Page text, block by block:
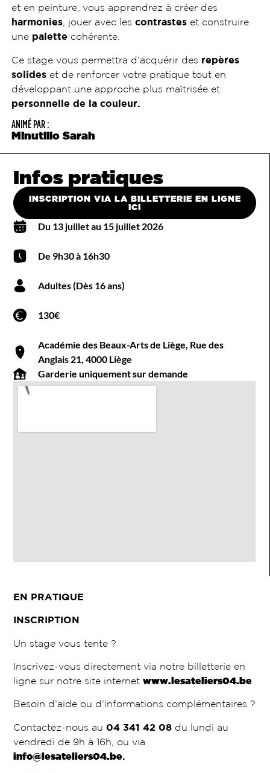
et en peinture, vous apprendrez à créer des
harmonies, jouer avec les contrasteset construire
une palette cohérente.
Ce stage vous permettra d’acquérir des repères
solideset de renforcer votre pratique tout en
développant une approche plus maîtrisée et
personnelle de la couleur.
ANIMÉ PAR :
Minutillo Sarah
Infos pratiques
INSCRIPTION VIA LA BILLETTERIE EN LIGNE
ICI
Du 13 juillet au 15 juillet 2026
De 9h30 à 16h30
Adultes (Dès 16 ans)
130€
Académie des Beaux-Arts de Liège, Rue des
Anglais 21, 4000 Liège
Garderie uniquement sur demande
EN PRATIQUE
INSCRIPTION
Un stage vous tente ?
Inscrivez-vous directement via notre billetterie en
ligne sur notre site internetwww.lesateliers04.be
Besoin d’aide ou d’informations complémentaires ?
Contactez-nous au04 341 42 08 du lundi au
vendredi de 9h à 16h, ou via
info@lesateliers04.be.